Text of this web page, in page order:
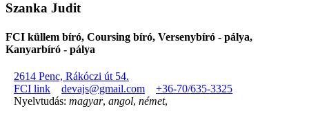
Szanka Judit
FCI küllem bíró, Coursing bíró, Versenybíró - pálya,
Kanyarbíró - pálya
2614 Penc, Rákóczi út 54.
FCI link
devajs@gmail.com
+36-70/635-3325
Nyelvtudás: magyar, angol, német,